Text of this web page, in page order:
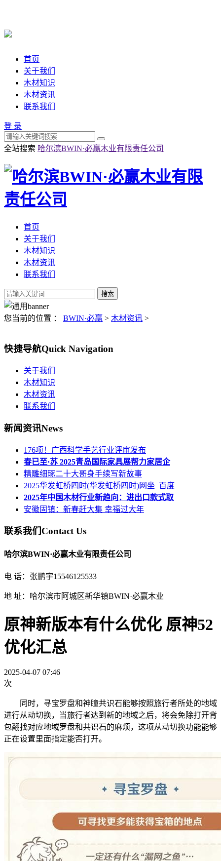
首页
关于我们
木材知识
木材资讯
联系我们
登 录
全站搜索 哈尔滨BWIN·必赢木业有限责任公司
首页
关于我们
木材知识
木材资讯
联系我们
您当前的位置 ： BWIN·必赢 > 木材资讯 >
快捷导航Quick Navigation
关于我们
木材知识
木材资讯
联系我们
新闻资讯News
176项！广西科学手艺行业评审发布
春已至·苏 2025青岛国际家具展帮力家居企
精雕细琢二十大哥身手续写新故事
2025华发虹桥四时(华发虹桥四时)网坐_百度
2025年中国木材行业新趋向：进出口款式取
安徽固镇：新春赶大集 幸福过大年
联系我们Contact Us
哈尔滨BWIN·必赢木业有限责任公司
电 话：张鹏宇15546125533
地 址：哈尔滨市阿城区新华镇BWIN·必赢木业
原神新版本有什么优化 原神52
优化汇总
2025-04-07 07:46
次
同时，寻宝罗盘和神瞳共识石能够按照旅行者所处的地域
进行从动切换，当旅行者达到新的地域之后，将会免除打开背
包翻找对应地域罗盘和共识石的麻烦，这项从动切换功能能够
正在设置里面指定能否打开。